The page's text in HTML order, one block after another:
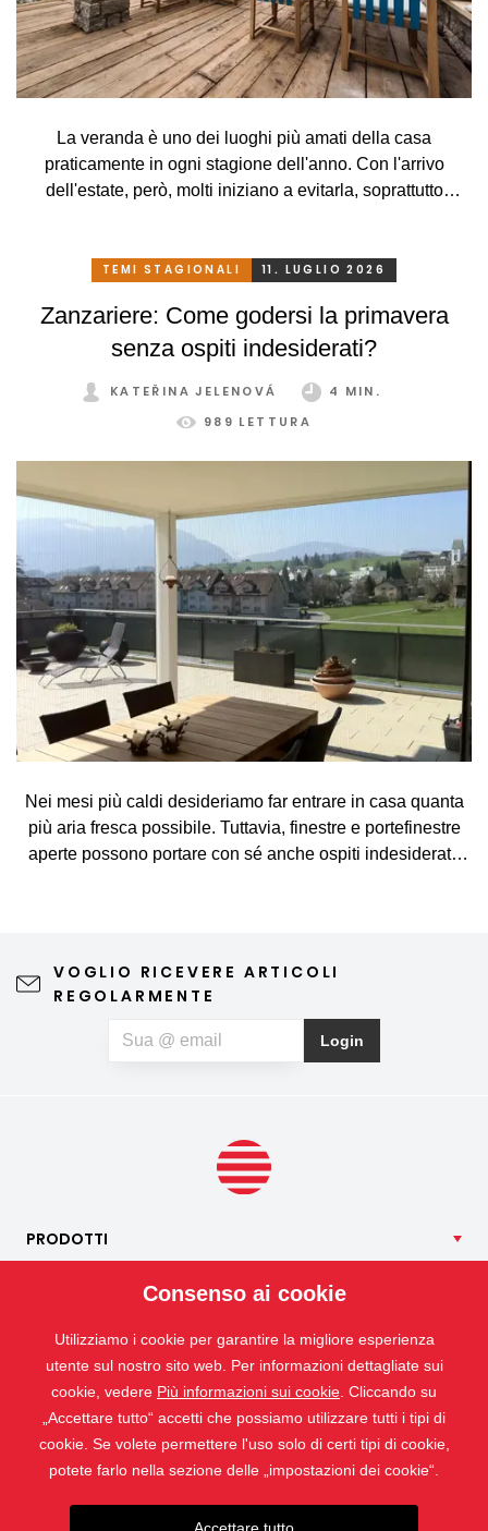
La veranda è uno dei luoghi più amati della casa
praticamente in ogni stagione dell'anno. Con l'arrivo
dell'estate, però, molti iniziano a evitarla, soprattutto
rilassarsi. Che peccato, però. Eppure basta davvero poco.
intelligente, potrete godervi la vostra veranda in tutta
comodità, in ogni stagione e senza limitazioni.
TEMI STAGIONALI 11. LUGLIO 2026
Zanzariere: Come godersi la primavera
senza ospiti indesiderati?
KATEŘINA JELENOVÁ
4 MIN.
989 LETTURA
Nei mesi più caldi desideriamo far entrare in casa quanta
più aria fresca possibile. Tuttavia, finestre e portefinestre
aperte possono portare con sé anche ospiti indesiderati,
dell'abitazione, richiede una manutenzione minima e può
contribuire anche a un riposo notturno più sereno. Se, oltre
limitare la quantità di particelle di polline che penetrano
all’interno.
VOGLIO RICEVERE ARTICOLI
REGOLARMENTE
Login
PRODOTTI
ISOTRA
CONTATTO
Consenso ai cookie
Utilizziamo i cookie per garantire la migliore esperienza
utente sul nostro sito web. Per informazioni dettagliate sui
cookie, vedere Più informazioni sui cookie . Cliccando su
„Accettare tutto“ accetti che possiamo utilizzare tutti i tipi di
cookie. Se volete permettere l'uso solo di certi tipi di cookie,
potete farlo nella sezione delle „impostazioni dei cookie“.